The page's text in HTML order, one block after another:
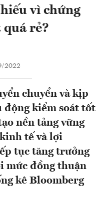
vì chứng
rẻ?
2022
chuyển và kịp
động kiểm soát tốt
nền tảng vững
tế và lợi
tục tăng trưởng
mức đồng thuận
kê Bloomberg